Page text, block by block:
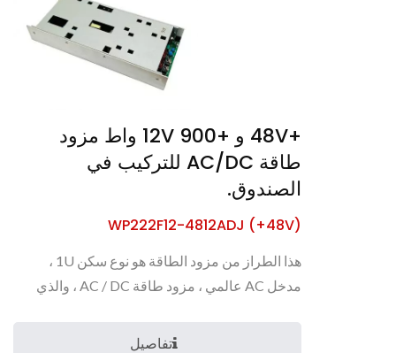
+48V و +12V 900 واط مزود
طاقة AC/DC للتركيب في
الصندوق.
WP222F12-4812ADJ (+48V)
هذا الطراز من مزود الطاقة هو نوع سكن 1U ،
مدخل AC عالمي ، مزود طاقة AC / DC ، والذي
تفاصيل